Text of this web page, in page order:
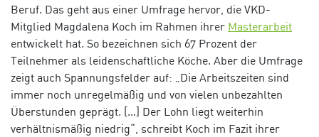
Beruf. Das geht aus einer Umfrage hervor, die VKD-
Mitglied Magdalena Koch im Rahmen ihrer Masterarbeit
entwickelt hat. So bezeichnen sich 67 Prozent der
Teilnehmer als leidenschaftliche Köche. Aber die Umfrage
zeigt auch Spannungsfelder auf: „Die Arbeitszeiten sind
immer noch unregelmäßig und von vielen unbezahlten
Überstunden geprägt. […] Der Lohn liegt weiterhin
verhältnismäßig niedrig“, schreibt Koch im Fazit ihrer